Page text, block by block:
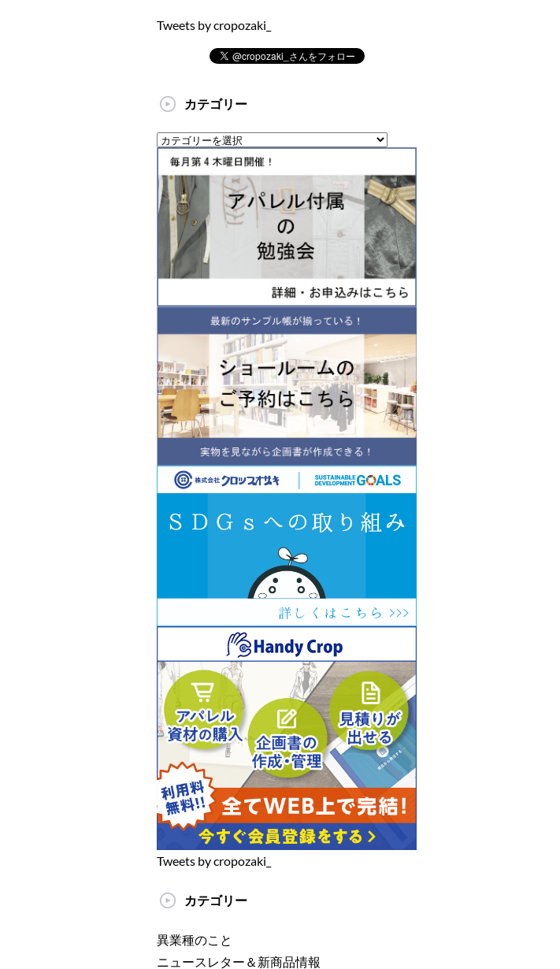
Tweets by cropozaki_
カテゴリー
Tweets by cropozaki_
カテゴリー
異業種のこと
ニュースレター＆新商品情報